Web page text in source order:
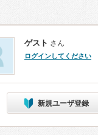
ゲスト さん
ログインしてください
新規ユーザ登録